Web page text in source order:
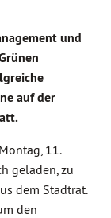
und
auf der
11.
geladen, zu
dem Stadtrat.
den